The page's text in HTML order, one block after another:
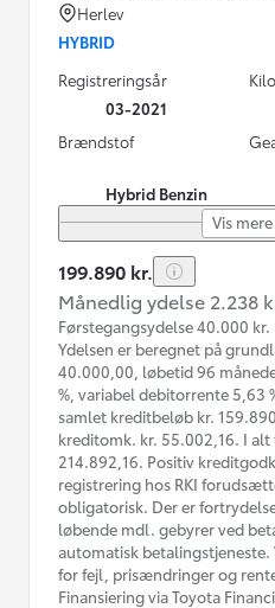
Herlev
HYBRID
Registreringsår
03-2021
Brændstof
Hybrid Benzin
Vis mere
199.890 kr.
Månedlig ydelse 2.238
Førstegangsydelse 40.000 kr.
Ydelsen er beregnet på
40.000,00, løbetid 96
%, variabel debitorrente 5,63
samlet kreditbeløb kr.
kreditomk. kr. 55.002,16. I alt
214.892,16. Positiv
registrering hos RKI
obligatorisk. Der er
løbende mdl. gebyrer ved
automatisk
for fejl, prisændringer og
Finansiering via Toyota